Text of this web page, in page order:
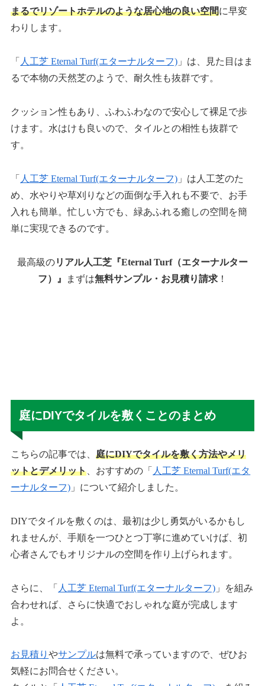
まるでリゾートホテルのような居心地の良い空間に早変
わりします。
「 人工芝 Eternal Turf(エターナルターフ) 」は、見た目はま
るで本物の天然芝のようで、耐久性も抜群です。
クッション性もあり、ふわふわなので安心して裸足で歩
けます。水はけも良いので、タイルとの相性も抜群で
す。
「 人工芝 Eternal Turf(エターナルターフ) 」は人工芝のた
め、水やりや草刈りなどの面倒な手入れも不要で、お手
入れも簡単。忙しい方でも、緑あふれる癒しの空間を簡
単に実現できるのです。
最高級のリアル人工芝『Eternal Turf（エターナルター
フ）』
まずは無料サンプル・お見積り請求 ！
庭にDIYでタイルを敷くことのまとめ
こちらの記事では、庭にDIYでタイルを敷く方法やメリ
ットとデメリット 、おすすめの「 人工芝 Eternal Turf(エタ
ーナルターフ) 」について紹介しました。
DIYでタイルを敷くのは、最初は少し勇気がいるかもし
れませんが、手順を一つひとつ丁寧に進めていけば、初
心者さんでもオリジナルの空間を作り上げられます。
さらに、「 人工芝 Eternal Turf(エターナルターフ) 」を組み
合わせれば、さらに快適でおしゃれな庭が完成します
よ。
お見積りやサンプルは無料で承っていますので、ぜひお
気軽にお問合せください。